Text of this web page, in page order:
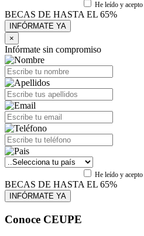
He leído y acepto
BECAS DE HASTA EL 65%
×
Infórmate sin compromiso
He leído y acepto
BECAS DE HASTA EL 65%
Conoce CEUPE